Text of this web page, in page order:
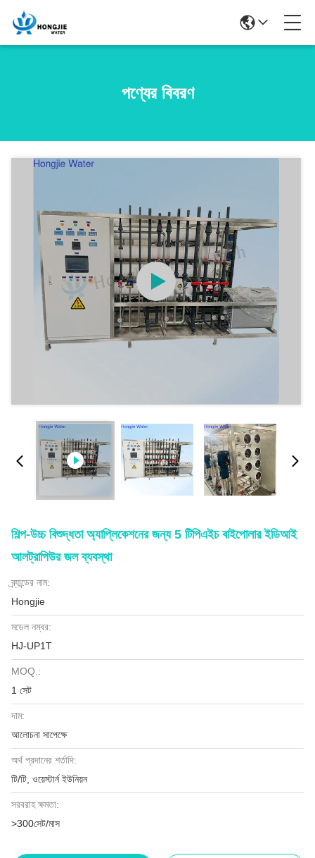
পণ্যের বিবরণ
শিল্প-উচ্চ বিশুদ্ধতা অ্যাপ্লিকেশনের জন্য 5 টিপিএইচ বাইপোলার ইডিআই
আলট্রাপিউর জল ব্যবস্থা
ব্র্যান্ডের নাম:
Hongjie
মডেল নম্বর:
HJ-UP1T
MOQ.:
1 সেট
দাম:
আলোচনা সাপেক্ষে
অর্থ প্রদানের শর্তাদি:
টি/টি, ওয়েস্টার্ন ইউনিয়ন
সরবরাহ ক্ষমতা:
>300সেট/মাস